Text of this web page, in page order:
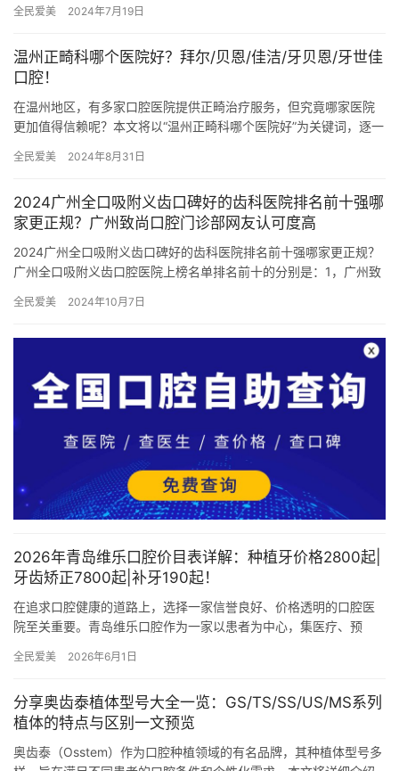
“老掉…
全民爱美 2024年7月19日
温州正畸科哪个医院好？拜尔/贝恩/佳洁/牙贝恩/牙世佳
口腔！
在温州地区，有多家口腔医院提供正畸治疗服务，但究竟哪家医院
更加值得信赖呢？本文将以“温州正畸科哪个医院好”为关键词，逐一
和…
全民爱美 2024年8月31日
2024广州全口吸附义齿口碑好的齿科医院排名前十强哪
家更正规？广州致尚口腔门诊部网友认可度高
2024广州全口吸附义齿口碑好的齿科医院排名前十强哪家更正规？
广州全口吸附义齿口腔医院上榜名单排名前十的分别是：1，广州致
全民爱美 2024年10月7日
2026年青岛维乐口腔价目表详解：种植牙价格2800起|
牙齿矫正7800起|补牙190起！
在追求口腔健康的道路上，选择一家信誉良好、价格透明的口腔医
院至关重要。青岛维乐口腔作为一家以患者为中心，集医疗、预
者提供高…
全民爱美 2026年6月1日
分享奥齿泰植体型号大全一览：GS/TS/SS/US/MS系列
植体的特点与区别一文预览
奥齿泰（Osstem）作为口腔种植领域的有名品牌，其种植体型号多